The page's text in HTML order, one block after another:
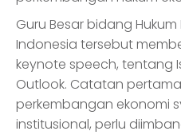
Guru Besar bidang Hukum
Indonesia tersebut
keynote speech, tentang
Outlook. Catatan
perkembangan ekonomi
institusional, perlu